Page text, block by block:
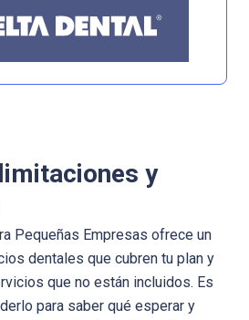
y
Pequeñas Empresas ofrece un
dentales que cubren tu plan y
que no están incluidos. Es
para saber qué esperar y